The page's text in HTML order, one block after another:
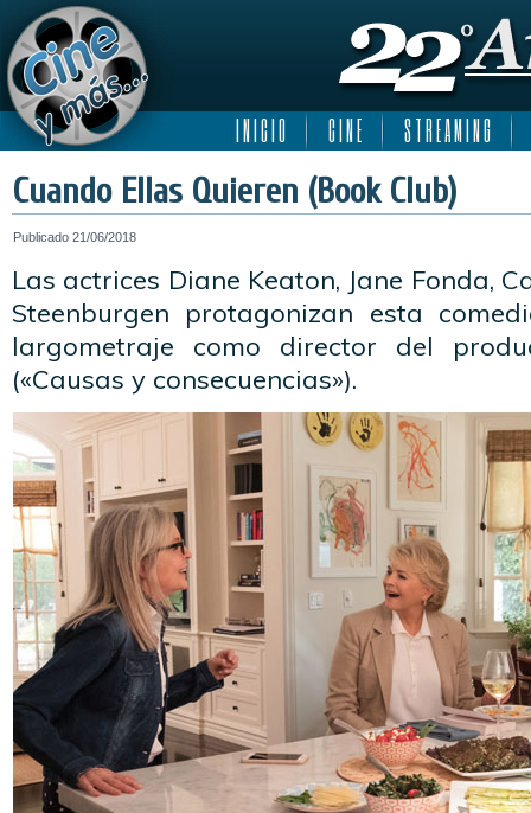
I N I C I O C I N E S T R E A M I N G
Cuando Ellas Quieren (Book Club)
Publicado 21/06/2018
Las actrices Diane Keaton, Jane Fonda,
Steenburgen protagonizan esta
largometraje como director del
(«Causas y consecuencias»).